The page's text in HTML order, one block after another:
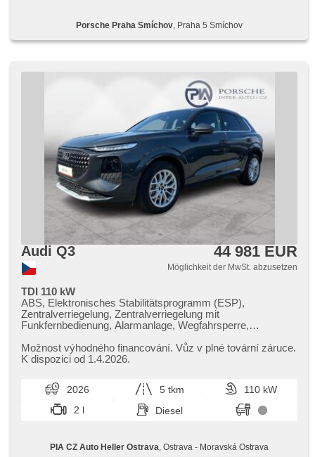
starten per Taste, parkovací senzory zadní, Klimaautomatik,
USB, Lichtsensor, Überwachung der Ermüdung des
Porsche Praha Smíchov , Praha 5 Smíchov
Audi Q3 44 981 EUR
Möglichkeit der MwSt. abzusetzen
TDI 110 kW
ABS, Elektronisches Stabilitätsprogramm (ESP),
Zentralverriegelung, Zentralverriegelung mit
Funkfernbedienung, Alarmanlage, Wegfahrsperre,
Spiegel, Alufelgen, Multifunktionslenkrad, Servolenkung,
Scheibenwischersensor, Anhängerkupplung, Autoradio, 6x
Außenthermometer, Automatikgetriebe, bezklíčové
odemykání, täglich Leuchten, Vorderlichter LED,
Fahrkamera, Start-Stop System, Bluetooth, El.
Klappspiegel, isofix, starten per Taste, parkovací senzory
Abnutzungssensor des Bremsbelages, LED denní svícení,
Možnost výhodného financování. Vůz v plné tovární záruce.
K dispozici od 1.4.2026.
2026 5 tkm
110 kW
2 l
Diesel
PIA CZ Auto Heller Ostrava , Ostrava - Moravská Ostrava